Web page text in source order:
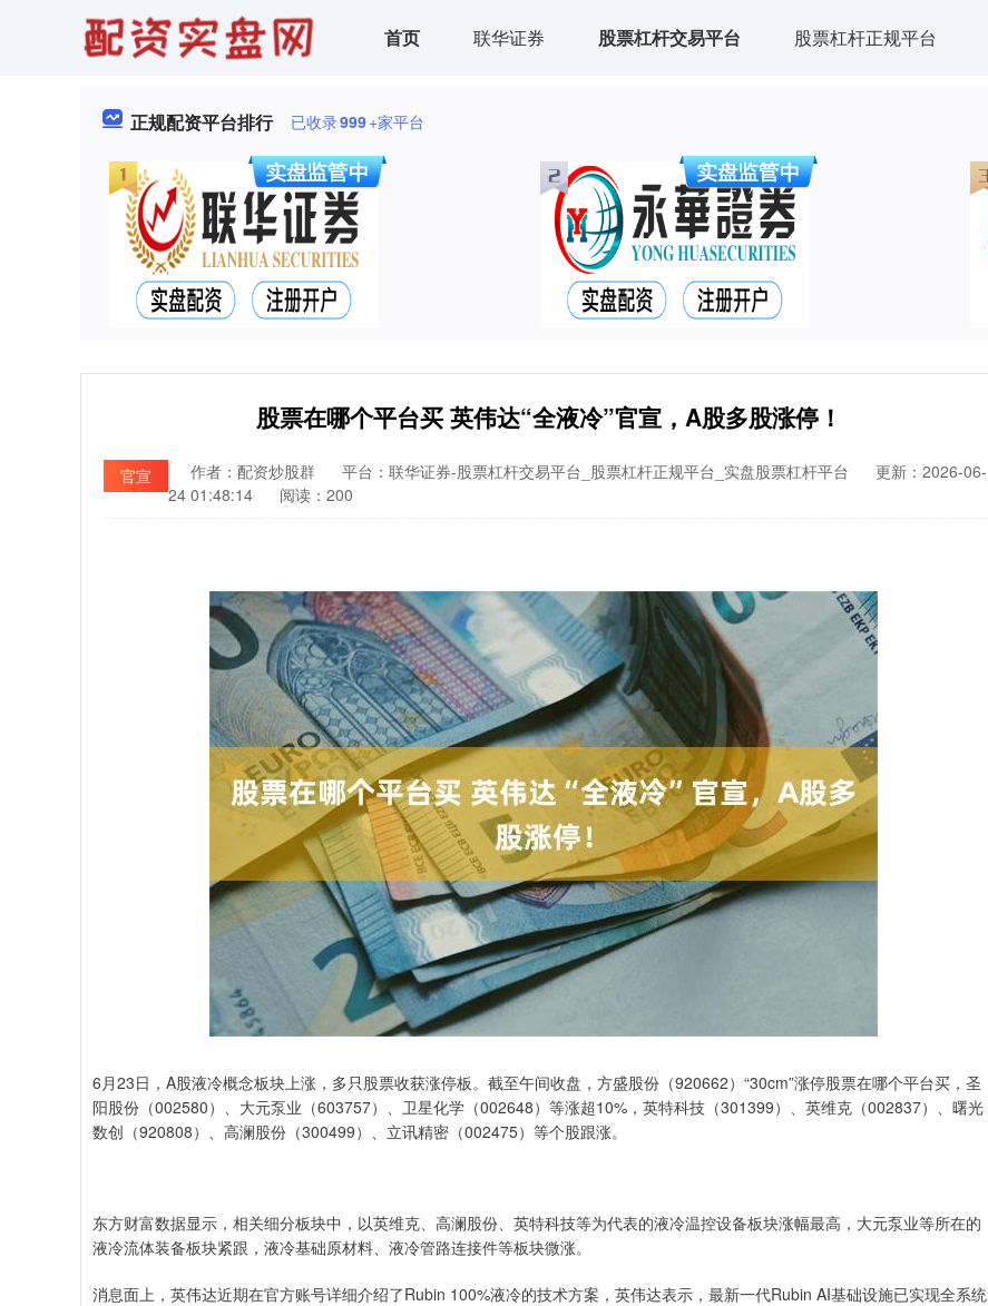
首页 联华证券 股票杠杆交易平台 股票杠杆正规平台
正规配资平台排行 已收录999+家平台
股票在哪个平台买 英伟达“全液冷”官宣，A股多股涨停！
官宣 作者：配资炒股群 平台：联华证券-股票杠杆交易平台_股票杠杆正规平台_实盘股票杠杆平台
更新：2026-06-
24 01:48:14
阅读：200
6月23日，A股液冷概念板块上涨，多只股票收获涨停板。截至午间收盘，方盛股份（920662）“30cm”涨停股票在哪个平台买，圣
阳股份（002580）、大元泵业（603757）、卫星化学（002648）等涨超10%，英特科技（301399）、英维克（002837）、曙光
数创（920808）、高澜股份（300499）、立讯精密（002475）等个股跟涨。
东方财富数据显示，相关细分板块中，以英维克、高澜股份、英特科技等为代表的液冷温控设备板块涨幅最高，大元泵业等所在的
液冷流体装备板块紧跟，液冷基础原材料、液冷管路连接件等板块微涨。
消息面上，英伟达近期在官方账号详细介绍了Rubin 100%液冷的技术方案，英伟达表示，最新一代Rubin AI基础设施已实现全系统